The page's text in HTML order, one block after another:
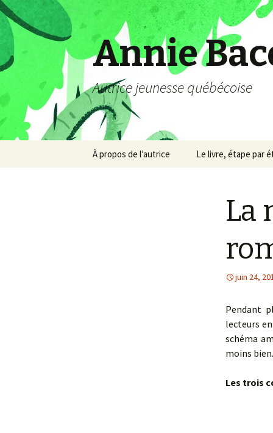
Annie
Autrice jeunesse québécoise
Aller
À propos de l’autrice Le livre, étape par
La
juin 24,
Pendant
lecteurs
schéma
moins bien.
Les trois